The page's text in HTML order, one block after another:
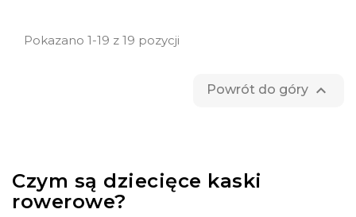
Pokazano 1-19 z 19 pozycji
Powrót do góry 
Czym są dziecięce kaski
rowerowe?